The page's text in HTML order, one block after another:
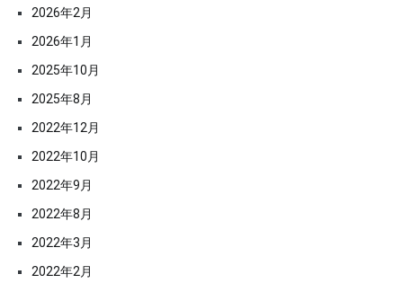
2026年2月
2026年1月
2025年10月
2025年8月
2022年12月
2022年10月
2022年9月
2022年8月
2022年3月
2022年2月